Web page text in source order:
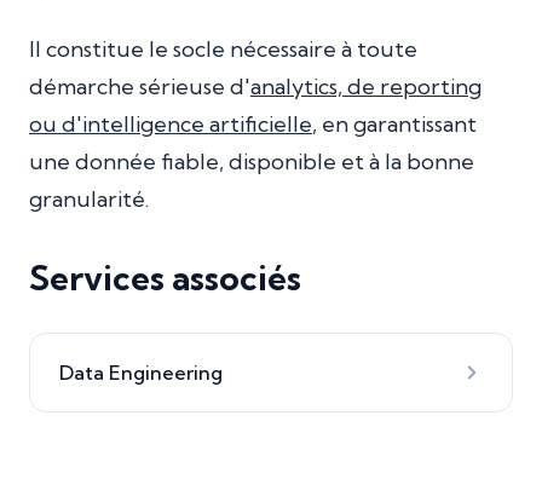
Il constitue le socle nécessaire à toute
démarche sérieuse d'analytics, de reporting
ou d'intelligence artificielle, en garantissant
une donnée fiable, disponible et à la bonne
granularité.
Services associés
Data Engineering